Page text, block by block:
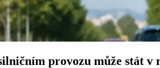
provozu může stát v